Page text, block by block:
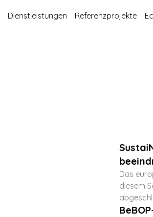
Dienstleistungen Referenzprojekte
Das
diesem